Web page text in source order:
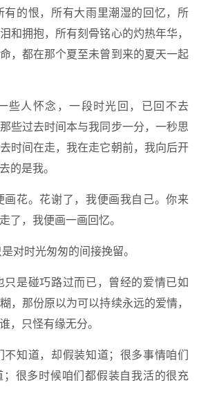
有的恨，所有大雨里潮湿的回忆，所
和拥抱，所有刻骨铭心的灼热年华，
，都在那个夏至未曾到来的夏天一起
些人怀念，一段时光回，已回不去
些过去时间本与我同步一分，一秒思
时间在走，我在走它朝前，我向后开
的是我。
画花。花谢了，我便画我自己。你来
了，我便画一画回忆。
对时光匆匆的间接挽留。
只是碰巧路过而已，曾经的爱情已如
，那份原以为可以持续永远的爱情，
，只怪有缘无分。
不知道，却假装知道；很多事情咱们
很多时候咱们都假装自我活的很充